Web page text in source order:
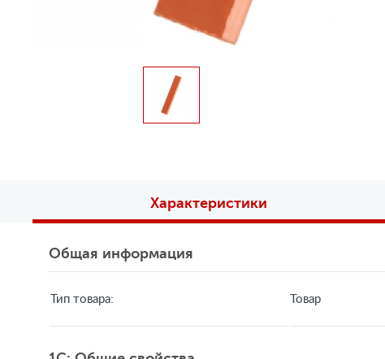
Характеристики
Общая информация
Тип товара: Товар